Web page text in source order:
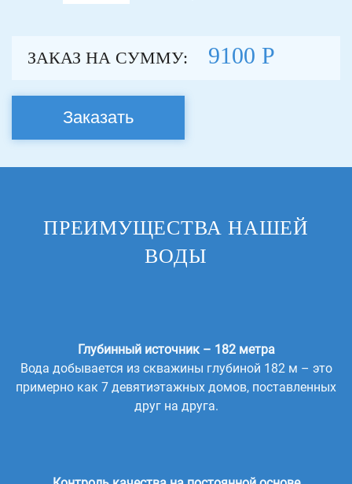
ЗАКАЗ НА СУММУ: 9100 Р
Заказать
ПРЕИМУЩЕСТВА НАШЕЙ
ВОДЫ
Глубинный источник – 182 метра
Вода добывается из скважины глубиной 182 м – это
примерно как 7 девятиэтажных домов, поставленных
друг на друга.